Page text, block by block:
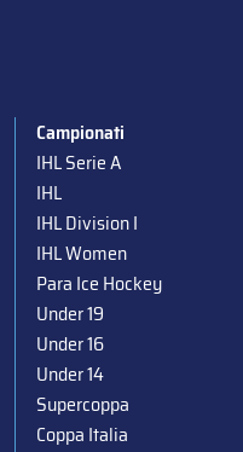
Campionati
IHL Serie A
IHL
IHL Division I
IHL Women
Para Ice Hockey
Under 19
Under 16
Under 14
Supercoppa
Coppa Italia